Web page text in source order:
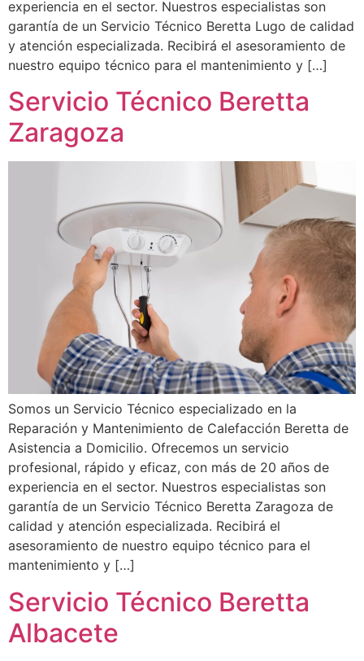
experiencia en el sector. Nuestros especialistas son
garantía de un Servicio Técnico Beretta Lugo de calidad
y atención especializada. Recibirá el asesoramiento de
nuestro equipo técnico para el mantenimiento y […]
Servicio Técnico Beretta
Zaragoza
Somos un Servicio Técnico especializado en la
Reparación y Mantenimiento de Calefacción Beretta de
Asistencia a Domicilio. Ofrecemos un servicio
profesional, rápido y eficaz, con más de 20 años de
experiencia en el sector. Nuestros especialistas son
garantía de un Servicio Técnico Beretta Zaragoza de
calidad y atención especializada. Recibirá el
asesoramiento de nuestro equipo técnico para el
mantenimiento y […]
Servicio Técnico Beretta
Albacete